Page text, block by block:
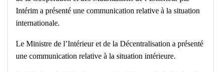
Intérim a présenté une communication relative à la situation
internationale.
Le Ministre de l’Intérieur et de la Décentralisation a présenté
une communication relative à la situation intérieure.